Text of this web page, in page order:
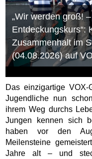
„Wir werden groß!
Entdeckungskurs“:
Zusammenhalt im
(04.08.2026) auf
Das einzigartige VOX-
Jugendliche nun
ihrem Weg durchs
Jungen kennen sich
haben vor den
Meilensteine
Jahre alt – und